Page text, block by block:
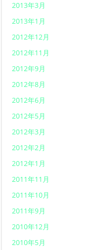
2013年3月
2013年1月
2012年12月
2012年11月
2012年9月
2012年8月
2012年6月
2012年5月
2012年3月
2012年2月
2012年1月
2011年11月
2011年10月
2011年9月
2010年12月
2010年5月